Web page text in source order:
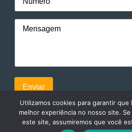
Utilizamos cookies para garantir
melhor experiência no nosso site.
este site, assumiremos que você